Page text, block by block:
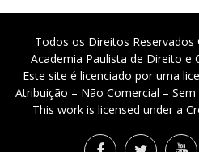
Todos os Direitos Reservados
Academia Paulista de Direito e
Este site é licenciado por uma
Atribuição – Não Comercial –
This work is licensed under a